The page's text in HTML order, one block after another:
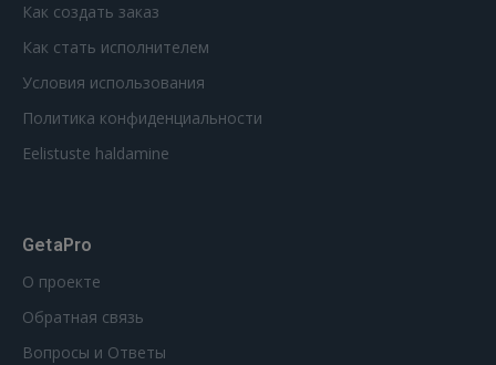
РЕГИСТРАЦИЯ
Как создать заказ
Как стать исполнителем
Условия использования
Политика конфиденциальности
Eelistuste haldamine
GetaPro
О проекте
Обратная связь
Вопросы и Ответы